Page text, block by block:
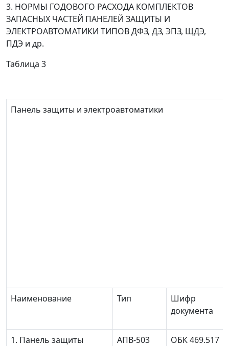
3. НОРМЫ ГОДОВОГО РАСХОДА КОМПЛЕКТОВ
ЗАПАСНЫХ ЧАСТЕЙ ПАНЕЛЕЙ ЗАЩИТЫ И
ЭЛЕКТРОАВТОМАТИКИ ТИПОВ ДФЗ, ДЗ, ЭПЗ, ЩДЭ,
ПДЭ и др.
Таблица 3
Панель защиты и электроавтоматики
Наименование Тип
Шифр
документа
1. Панель защиты
АПВ-503
ОБК 469.517